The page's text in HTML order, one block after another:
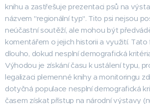
knihu a zastřešuje prezentaci psů na
názvem "regionální typ". Tito psi nejsou
neúčastní soutěží, ale mohou být
komentářem o jejich historii a využití.
dlouho, dokud nesplní demografická
Výhodou je získání času k ustálení typu,
legalizaci plemenné knihy a monitoringu
dotyčná populace nesplní demografická
časem získat přístup na národní výstavy